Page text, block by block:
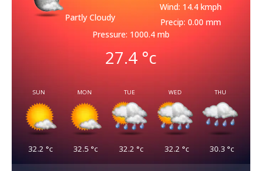
Partly Cloudy
Wind: 14.4 kmph
Precip: 0.00 mm
Pressure: 1000.4 mb
27.4 °c
SUN
32.2 °c
MON
32.5 °c
TUE
32.2 °c
WED
32.2 °c
THU
30.3 °c